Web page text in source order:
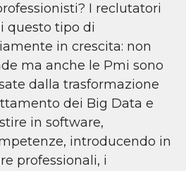
I reclutatori
questo tipo di
in crescita: non
ma anche le Pmi sono
dalla trasformazione
dei Big Data e
in software,
introducendo in
professionali, i